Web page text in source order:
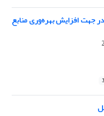
افزایش بهره‌وری منابع